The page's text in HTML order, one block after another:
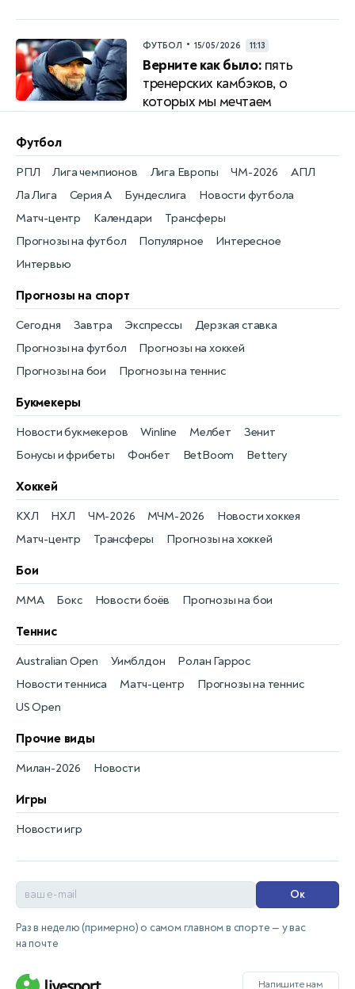
ФУТБОЛ • 15/05/2026 11:13
Верните как было: пять
тренерских камбэков, о
которых мы мечтаем
Футбол
Новости футбола
РПЛ
Матч-центр
Лига чемпионов
Календари
Лига Европы
Трансферы
ЧМ-2026
Прогнозы на футбол
АПЛ
Популярное
Ла Лига
Интересное
Серия А
Интервью
Бундеслига
Прогнозы на спорт
Прогнозы на футбол
Сегодня
Прогнозы на хоккей
Завтра
Прогнозы на бои
Экспрессы
Прогнозы на теннис
Дерзкая ставка
Букмекеры
Бонусы и фрибеты
Новости букмекеров
Фонбет
Winline
BetBoom
Мелбет
Bettery
Зенит
Хоккей
Новости хоккея
КХЛ
Матч-центр
НХЛ
Трансферы
ЧМ-2026
Прогнозы на хоккей
МЧМ-2026
Бои
Новости боёв
MMA Прогнозы на бои
Бокс
Теннис
Новости тенниса
Australian Open
Матч-центр
Уимблдон
Прогнозы на теннис
Ролан Гаррос
US Open
Прочие виды
Новости
Милан-2026
Игры
Новости игр
Ок
Раз в неделю (примерно) о самом главном в спорте — у вас
на почте
Напишите нам